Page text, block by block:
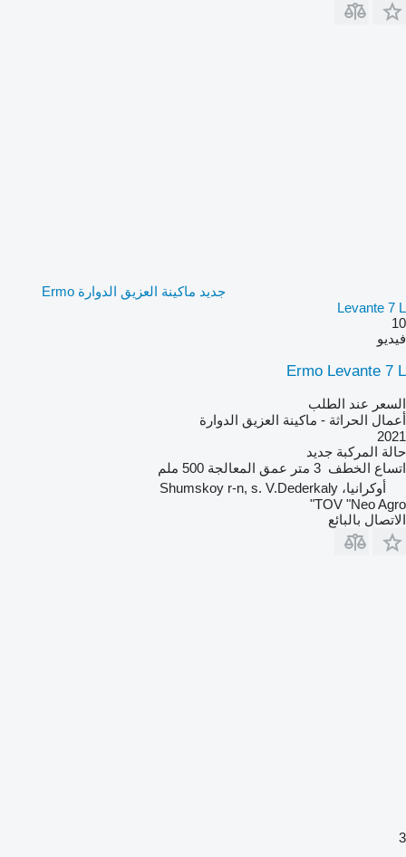
جديد ماكينة العزيق الدوارة Ermo
Levante 7 L
10
فيديو
Ermo Levante 7 L
السعر عند الطلب
أعمال الحراثة - ماكينة العزيق الدوارة
2021
حالة المركبة جديد
اتساع الخطف 3 متر عمق المعالجة 500 ملم
أوكرانيا، Shumskoy r-n, s. V.Dederkaly
TOV "Neo Agro"
الاتصال بالبائع
3